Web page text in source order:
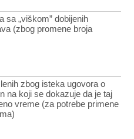
sa „viškom” dobijenih
(zbog promene broja
zbog isteka ugovora o
na koji se dokazuje da je taj
vreme (za potrebe primene